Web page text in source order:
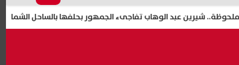
عبد الوهاب تفاجىء الجمهور بحلفها بالساحل الشمالي